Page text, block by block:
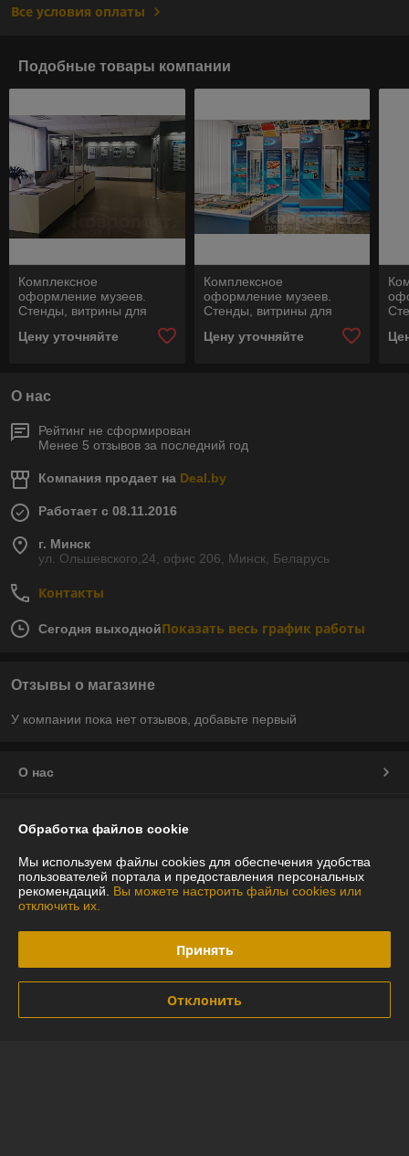
Все условия оплаты
Подобные товары компании
Комплексное
оформление музеев.
Стенды, витрины для
кубков, экспозиционные
тумбы.
Цену уточняйте
Комплексное
оформление музеев.
Стенды, витрины для
кубков, экспозиционные
тумбы.
Цену уточняйте
О нас
Рейтинг не сформирован
Менее 5 отзывов за последний год
Компания продает на Deal.by
Работает с 08.11.2016
г. Минск
ул. Ольшевского,24, офис 206, Минск, Беларусь
Контакты
Сегодня выходнойПоказать весь график работы
Отзывы о магазине
У компании пока нет отзывов, добавьте первый
О нас
Доставка и оплата
График работы
Политика обработки cookies
Обработка файлов cookie
Мы используем файлы cookies для обеспечения удобства
пользователей портала и предоставления персональных
рекомендаций. Вы можете настроить файлы cookies или
отключить их.
Принять
Отклонить